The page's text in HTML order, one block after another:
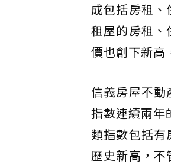
成包括房租
租屋的房租、
價也創下新高
信義房屋不
指數連續兩年
類指數包括
歷史新高，